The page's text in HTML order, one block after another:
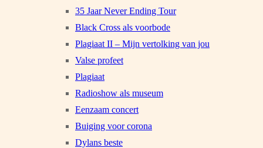
35 Jaar Never Ending Tour
Black Cross als voorbode
Plagiaat II – Mijn vertolking van jou
Valse profeet
Plagiaat
Radioshow als museum
Eenzaam concert
Buiging voor corona
Dylans beste